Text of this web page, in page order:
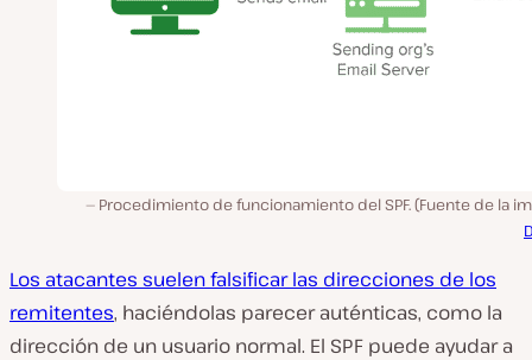
Procedimiento de funcionamiento del SPF. (Fuente de la
Los atacantes suelen falsificar las direcciones de los
remitentes, haciéndolas parecer auténticas, como la
dirección de un usuario normal. El SPF puede ayudar a